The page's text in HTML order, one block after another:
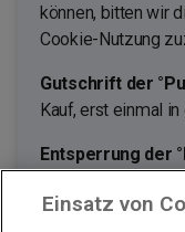
können, bitten wir
Cookie-Nutzung
Gutschrift der
Kauf, erst einmal
Entsperrung der
Einsatz von